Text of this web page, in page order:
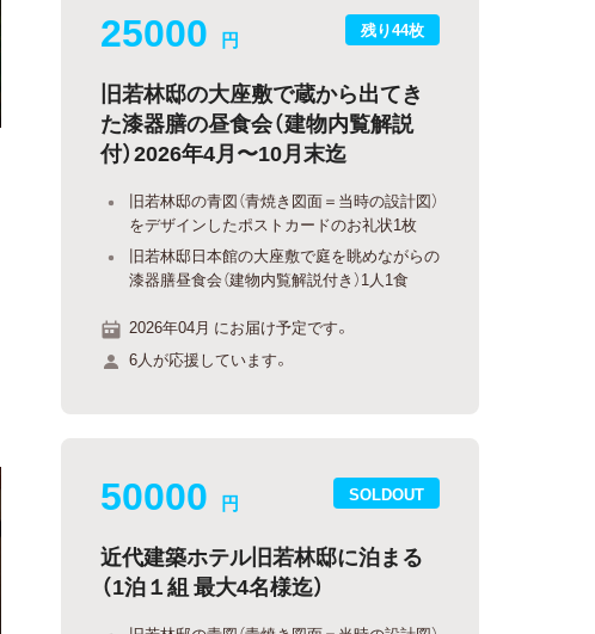
残り44枚
25000 円
旧若林邸の大座敷で蔵から出てき
た漆器膳の昼食会（建物内覧解説
付）2026年4月〜10月末迄
旧若林邸の青図（青焼き図面＝当時の設計図）
をデザインしたポストカードのお礼状1枚
旧若林邸日本館の大座敷で庭を眺めながらの
漆器膳昼食会（建物内覧解説付き）1人1食
2026年04月 にお届け予定です。
6人が応援しています。
SOLDOUT
50000 円
近代建築ホテル旧若林邸に泊まる
（1泊１組 最大4名様迄）